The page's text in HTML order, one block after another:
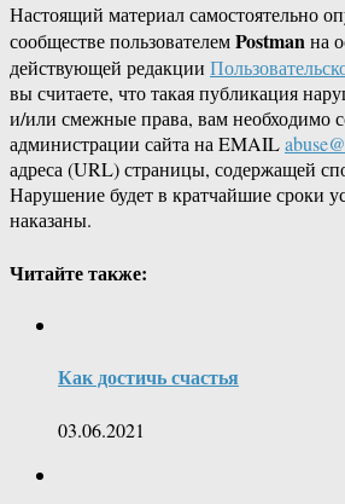
Настоящий материал самостоятельно
сообществе пользователемPostmanна
действующей редакции
вы считаете, что такая публикация
и/или смежные права, вам необходимо
администрации сайта на EMAIL
адреса (URL) страницы, содержащей
Нарушение будет в кратчайшие сроки
наказаны.
Читайте также:
Как достичь счастья
03.06.2021